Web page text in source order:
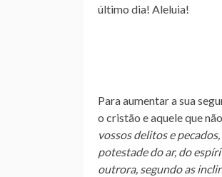
último dia! Aleluia!
Para aumentar a sua
o cristão e aquele que
vossos delitos e
potestade do ar, do
outrora, segundo as